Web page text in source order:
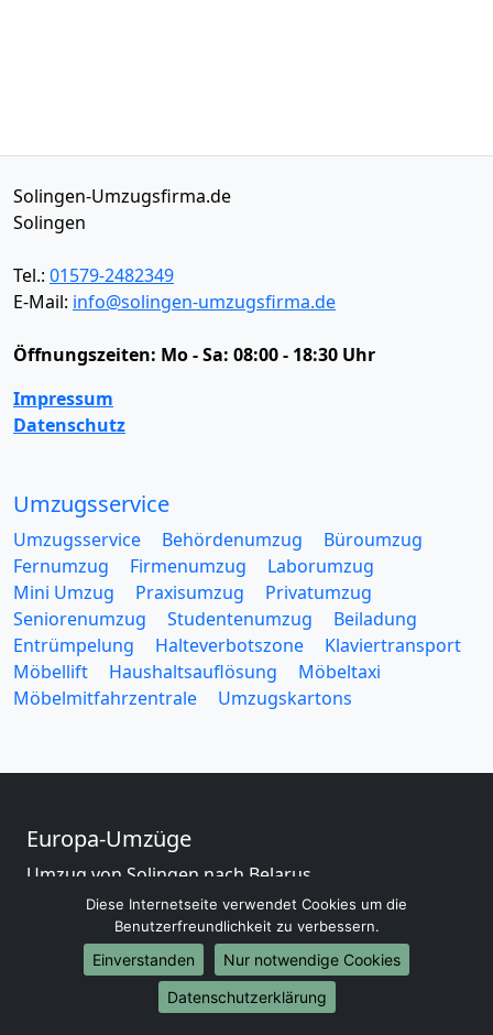
Solingen-Umzugsfirma.de
Solingen
Tel.: 01579-2482349
E-Mail: info@solingen-umzugsfirma.de
Öffnungszeiten: Mo - Sa: 08:00 - 18:30 Uhr
Impressum
Datenschutz
Umzugsservice
Umzugsservice Behördenumzug
Büroumzug
Fernumzug
Firmenumzug
Laborumzug
Mini Umzug
Praxisumzug
Privatumzug
Seniorenumzug
Studentenumzug
Beiladung
Entrümpelung
Halteverbotszone
Klaviertransport
Möbellift
Haushaltsauflösung
Möbeltaxi
Möbelmitfahrzentrale
Umzugskartons
Europa-Umzüge
Umzug von Solingen nach Belarus
Umzug von Solingen nach Belgien
Umzug von Solingen nach Bulgarien
Umzug von Solingen nach Dänemark
Umzug von Solingen nach England
Umzug von Solingen nach Portugal
Diese Internetseite verwendet Cookies um die
Benutzerfreundlichkeit zu verbessern.
Einverstanden
Nur notwendige Cookies
Datenschutzerklärung